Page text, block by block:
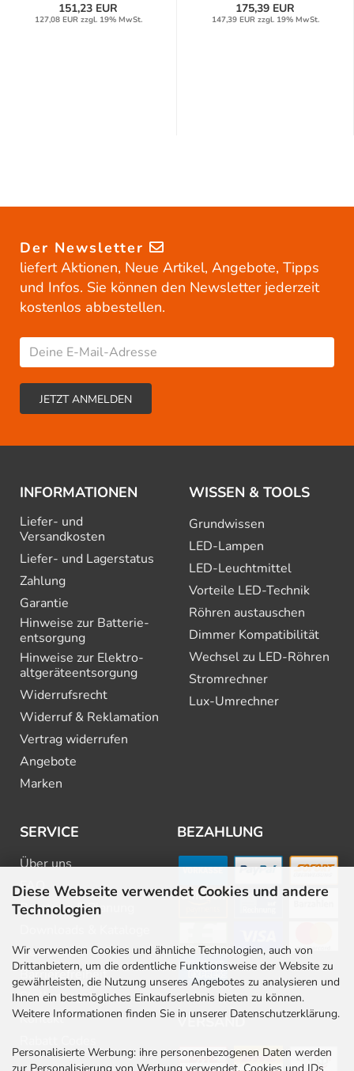
Diese Webseite verwendet Cookies und andere
Technologien
Wir verwenden Cookies und ähnliche Technologien, auch von
Drittanbietern, um die ordentliche Funktionsweise der Website zu
gewährleisten, die Nutzung unseres Angebotes zu analysieren und
Ihnen ein bestmögliches Einkaufserlebnis bieten zu können.
Weitere Informationen finden Sie in unserer Datenschutzerklärung.
Personalisierte Werbung: ihre personenbezogenen Daten werden
zur Personalisierung von Werbung verwendet. Cookies und IDs
151,23 EUR
127,08 EUR zzgl. 19% MwSt.
175,39 EUR
147,39 EUR zzgl. 19% MwSt.
Der Newsletter
liefert Aktionen, Neue Artikel, Angebote, Tipps
und Infos. Sie können den Newsletter jederzeit
kostenlos abbestellen.
INFORMATIONEN
Liefer- und
Versandkosten
Liefer- und Lagerstatus
Zahlung
Garantie
Hinweise zur Batterie­
entsorgung
Hinweise zur Elektro­
altgeräte­entsorgung
Widerrufsrecht
Widerruf & Reklamation
Vertrag widerrufen
Angebote
Marken
WISSEN & TOOLS
Grundwissen
LED-Lampen
LED-Leuchtmittel
Vorteile LED-Technik
Röhren austauschen
Dimmer Kompatibilität
Wechsel zu LED-Röhren
Stromrechner
Lux-Umrechner
SERVICE
Über uns
FAQ
Beratung & Planung
Newsletter
Barrierefreiheit
Stellenangebote
Kontakt
BEZAHLUNG
VERSAND